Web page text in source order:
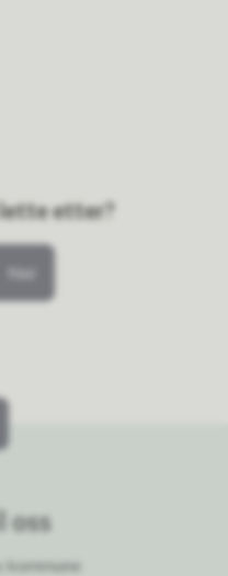
etter?
Nei
oss
kommune